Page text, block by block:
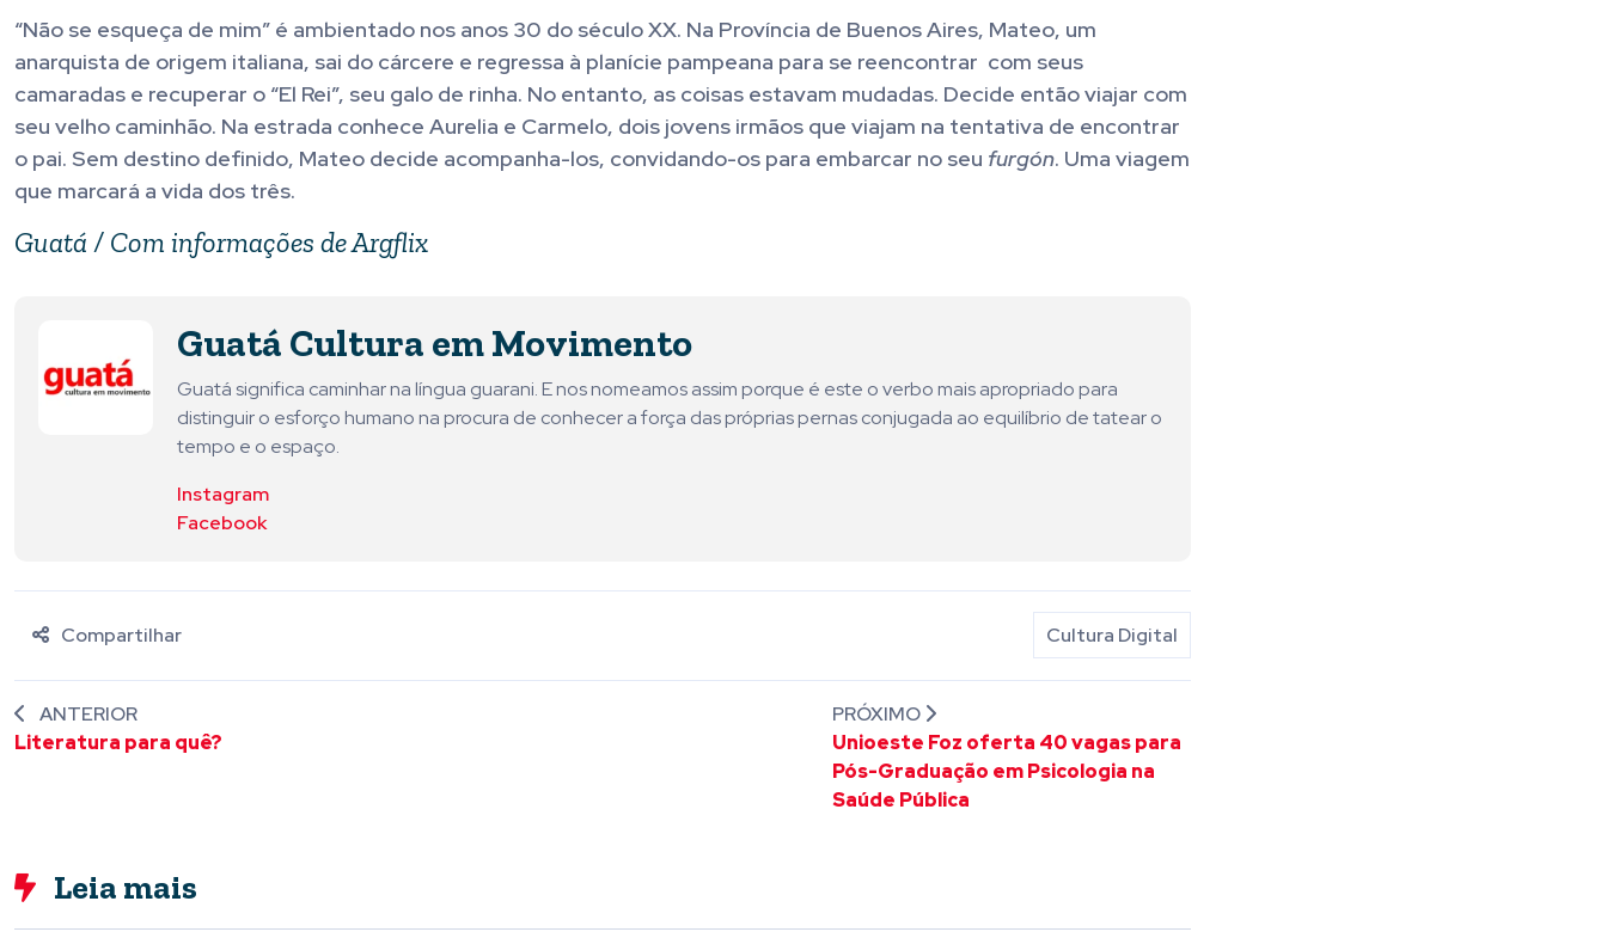
“Não se esqueça de mim” é ambientado nos anos 30 do século XX. Na Província de Buenos Aires, Mateo, um
anarquista de origem italiana, sai do cárcere e regressa à planície pampeana para se reencontrar com seus
camaradas e recuperar o “El Rei”, seu galo de rinha. No entanto, as coisas estavam mudadas. Decide então viajar com
seu velho caminhão. Na estrada conhece Aurelia e Carmelo, dois jovens irmãos que viajam na tentativa de encontrar
o pai. Sem destino definido, Mateo decide acompanha-los, convidando-os para embarcar no seu furgón. Uma viagem
que marcará a vida dos três.
Guatá / Com informações de Argflix
Guatá Cultura em Movimento
Guatá significa caminhar na língua guarani. E nos nomeamos assim porque é este o verbo mais apropriado para
distinguir o esforço humano na procura de conhecer a força das próprias pernas conjugada ao equilíbrio de tatear o
tempo e o espaço.
Instagram
Facebook
Compartilhar Cultura Digital
ANTERIOR
Literatura para quê?
PRÓXIMO
Unioeste Foz oferta 40 vagas para
Pós-Graduação em Psicologia na
Saúde Pública
Leia mais